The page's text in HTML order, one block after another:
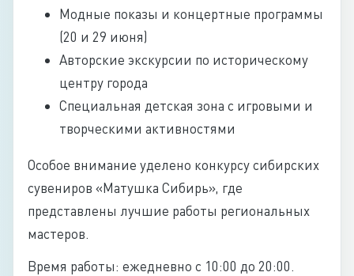
Модные показы и концертные программы
(20 и 29 июня)
Авторские экскурсии по историческому
центру города
Специальная детская зона с игровыми и
творческими активностями
Особое внимание уделено конкурсу сибирских
сувениров «Матушка Сибирь», где
представлены лучшие работы региональных
мастеров.
Время работы: ежедневно с 10:00 до 20:00.